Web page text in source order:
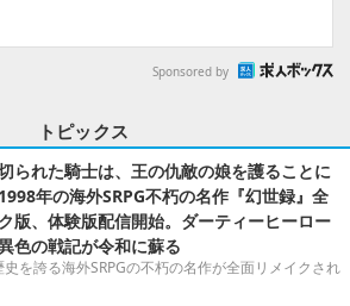
Sponsored by
トピックス
られた騎士は、王の仇敵の娘を護ることに
年の海外SRPG不朽の名作『幻世録』全
版、体験版配信開始。ダーティーヒーロー
色の戦記が令和に蘇る
を誇る海外SRPGの不朽の名作が全面リメイクされ